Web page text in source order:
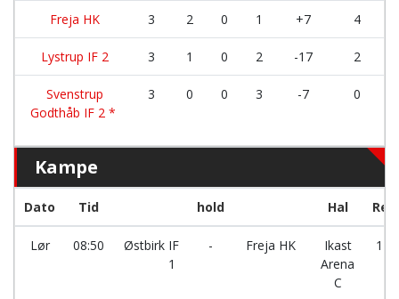
Freja HK 3 2 0 1 +7 4
Lystrup IF 2 3 1 0 2 -17 2
Svenstrup
Godthåb IF 2 *
3 0 0 3 -7 0
Kampe
Dato Tid hold Hal
Lør 08:50
Østbirk IF
1
- Freja HK
Ikast
Arena
C
11